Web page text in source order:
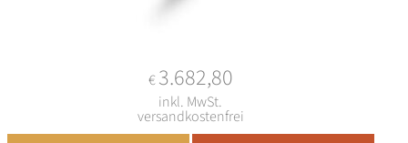
€3.682,80
inkl. MwSt.
versandkostenfrei